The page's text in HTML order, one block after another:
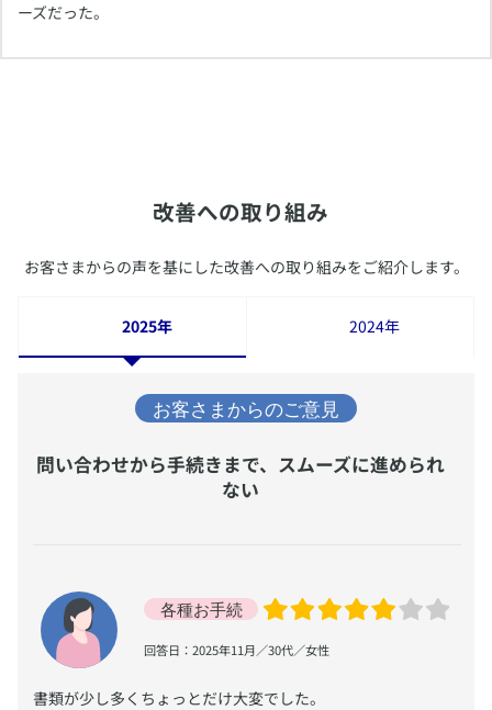
ーズだった。
​改善への取り組み
​お客さまからの声を基にした改善への取り組みをご紹介します。
2025年 2024年
問い合わせから手続きまで、スムーズに進められ
ない
​回答日：2025年11月／30代／女性
​書類が少し多くちょっとだけ大変でした。